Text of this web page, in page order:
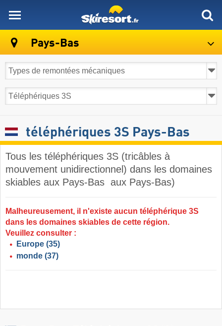
Pays-Bas
téléphériques 3S Pays-Bas
Tous les téléphériques 3S (tricâbles à
mouvement unidirectionnel) dans les domaines
skiables aux Pays-Bas ​ aux Pays-Bas)
Malheureusement, il n'existe aucun téléphérique 3S
dans les domaines skiables de cette région.
Veuillez consulter :
Europe (35)
monde (37)